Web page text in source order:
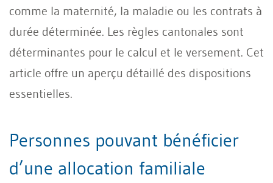
comme la maternité, la maladie ou les contrats à
durée déterminée. Les règles cantonales sont
déterminantes pour le calcul et le versement. Cet
article offre un aperçu détaillé des dispositions
essentielles.
Personnes pouvant bénéficier
d’une allocation familiale